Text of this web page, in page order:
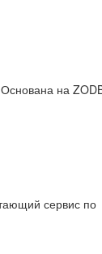
на
сервис по